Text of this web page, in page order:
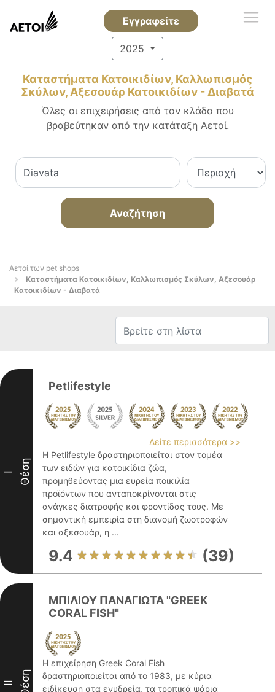
Εγγραφείτε
2025
Καταστήματα Κατοικιδίων, Καλλωπισμός
Σκύλων, Αξεσουάρ Κατοικιδίων - Διαβατά
Όλες οι επιχειρήσεις από τον κλάδο που
βραβεύτηκαν από την κατάταξη Αετοί.
Αναζήτηση
Αετοί των pet shops
Καταστήματα Κατοικιδίων, Καλλωπισμός Σκύλων, Αξεσουάρ
Κατοικιδίων - Διαβατά
I Θέση
Petlifestyle
Δείτε περισσότερα >>
Η Petlifestyle δραστηριοποιείται στον τομέα
των ειδών για κατοικίδια ζώα,
προμηθεύοντας μια ευρεία ποικιλία
προϊόντων που ανταποκρίνονται στις
ανάγκες διατροφής και φροντίδας τους. Με
σημαντική εμπειρία στη διανομή ζωοτροφών
και αξεσουάρ, η ...
9.4 (39)
II Θέση
ΜΠΙΛΙΟΥ ΠΑΝΑΓΙΩΤΑ "GREEK
CORAL FISH"
Η επιχείρηση Greek Coral Fish
δραστηριοποιείται από το 1983, με κύρια
ειδίκευση στα ενυδρεία, τα τροπικά ψάρια